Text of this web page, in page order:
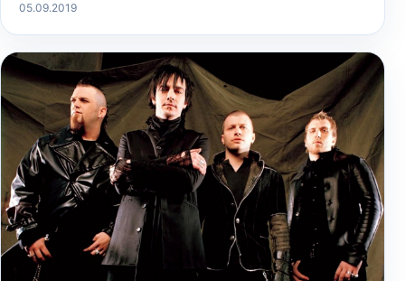
05.09.2019